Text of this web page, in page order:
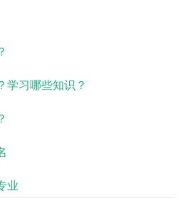
学习哪些知识？
业